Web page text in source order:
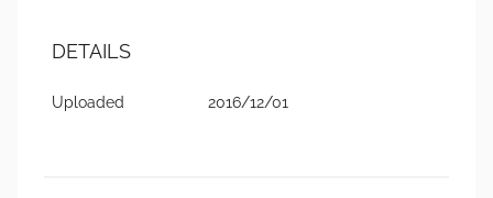
DETAILS
Uploaded 2016/12/01